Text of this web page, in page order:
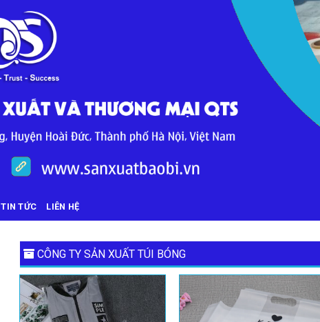
TIN TỨC LIÊN HỆ
CÔNG TY SẢN XUẤT TÚI BÓNG